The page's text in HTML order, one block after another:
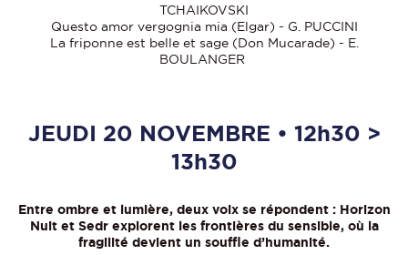
TCHAIKOVSKI
Questo amor vergognia mia (Elgar) - G. PUCCINI
La friponne est belle et sage (Don Mucarade) - E.
BOULANGER
JEUDI 20 NOVEMBRE • 12h30 >
13h30
Entre ombre et lumière, deux voix se répondent : Horizon
Nuit et Sedr explorent les frontières du sensible, où la
fragilité devient un souffle d’humanité.